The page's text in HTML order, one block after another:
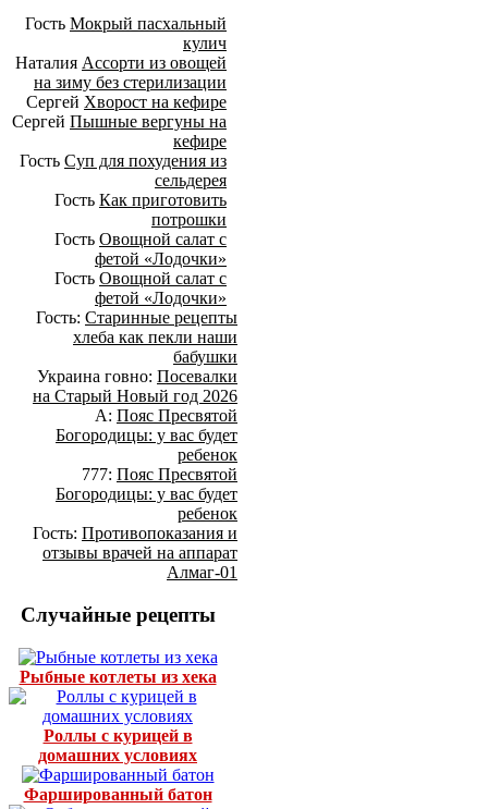
Гость Мокрый пасхальный
кулич
Наталия Ассорти из овощей
на зиму без стерилизации
Сергей Хворост на кефире
Сергей Пышные вергуны на
кефире
Гость Суп для похудения из
сельдерея
Гость Как приготовить
потрошки
Гость Овощной салат с
фетой «Лодочки»
Гость Овощной салат с
фетой «Лодочки»
Гость: Старинные рецепты
хлеба как пекли наши
бабушки
Украина говно: Посевалки
на Старый Новый год 2026
А: Пояс Пресвятой
Богородицы: у вас будет
ребенок
777: Пояс Пресвятой
Богородицы: у вас будет
ребенок
Гость: Противопоказания и
отзывы врачей на аппарат
Алмаг-01
Случайные рецепты
Рыбные котлеты из хека
Роллы с курицей в
домашних условиях
Фаршированный батон